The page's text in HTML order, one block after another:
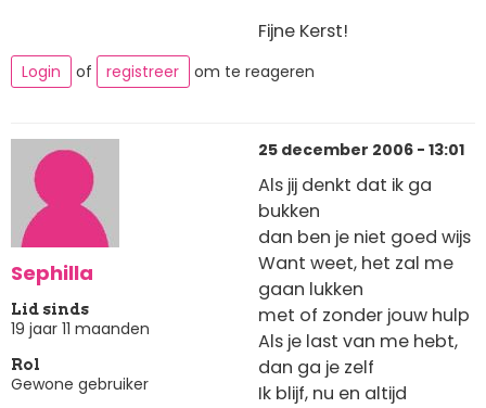
Fijne Kerst!
Login of registreer om te reageren
Sephilla
Lid sinds
19 jaar 11 maanden
Rol
Gewone gebruiker
25 december 2006 - 13:01
Als jij denkt dat ik ga
bukken
dan ben je niet goed wijs
Want weet, het zal me
gaan lukken
met of zonder jouw hulp
Als je last van me hebt,
dan ga je zelf
Ik blijf, nu en altijd